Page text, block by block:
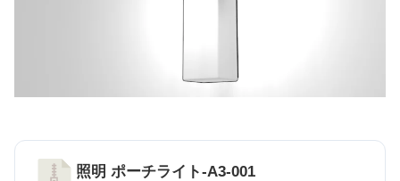
照明 ポーチライト-A3-001